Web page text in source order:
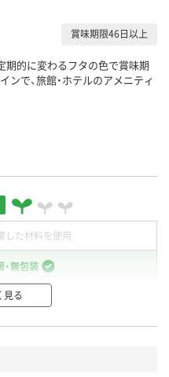
賞味期限46日以上
期的に変わるフタの色で賞味期
で、旅館・ホテルのアメニティ
した材料を使用
・無包装
クルしやすい設計
見る